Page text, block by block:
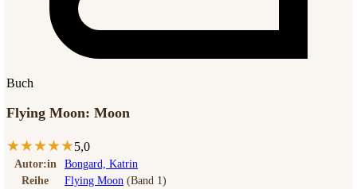
Buch
Flying Moon: Moon
★★★★★5,0
Autor:in
Bongard, Katrin
Reihe
Flying Moon (Band 1)